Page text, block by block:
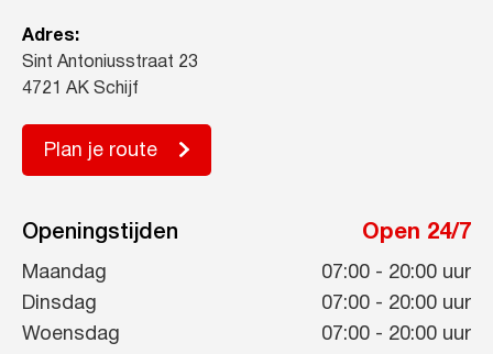
Adres:
Sint Antoniusstraat 23
4721 AK Schijf
Plan je route
Openingstijden Open 24/7
Maandag 07:00 - 20:00 uur
Dinsdag
07:00 - 20:00 uur
Woensdag
07:00 - 20:00 uur